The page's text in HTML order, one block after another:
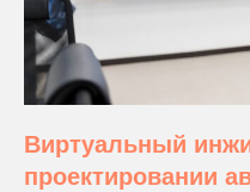
Виртуальный
проектировании